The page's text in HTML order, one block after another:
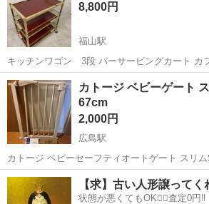
8,800円
福山駅
キッチンワゴン 3段 バーサービングカート カフェ
82cm 横 約45cm 高さ 約95cm
広島 福山市 福山駅 その他 ワゴン
カトージ ベビーゲート
67cm
2,000円
広島駅
カトージ ベビーセーフティオートゲート スリム
使用期間 中古を譲っていただき、半年 ワンタ
ても扱いやすいです。 60-67cm幅で、狭い通路にも設置できます。 部
広島 広島市 広島駅 その他
【求】古い人形譲ってく
状態が悪くてもOK🙆‍♀️査定0円‼️